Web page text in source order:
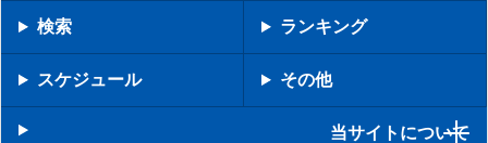
検索 ランキング
スケジュール その他
当サイトについて